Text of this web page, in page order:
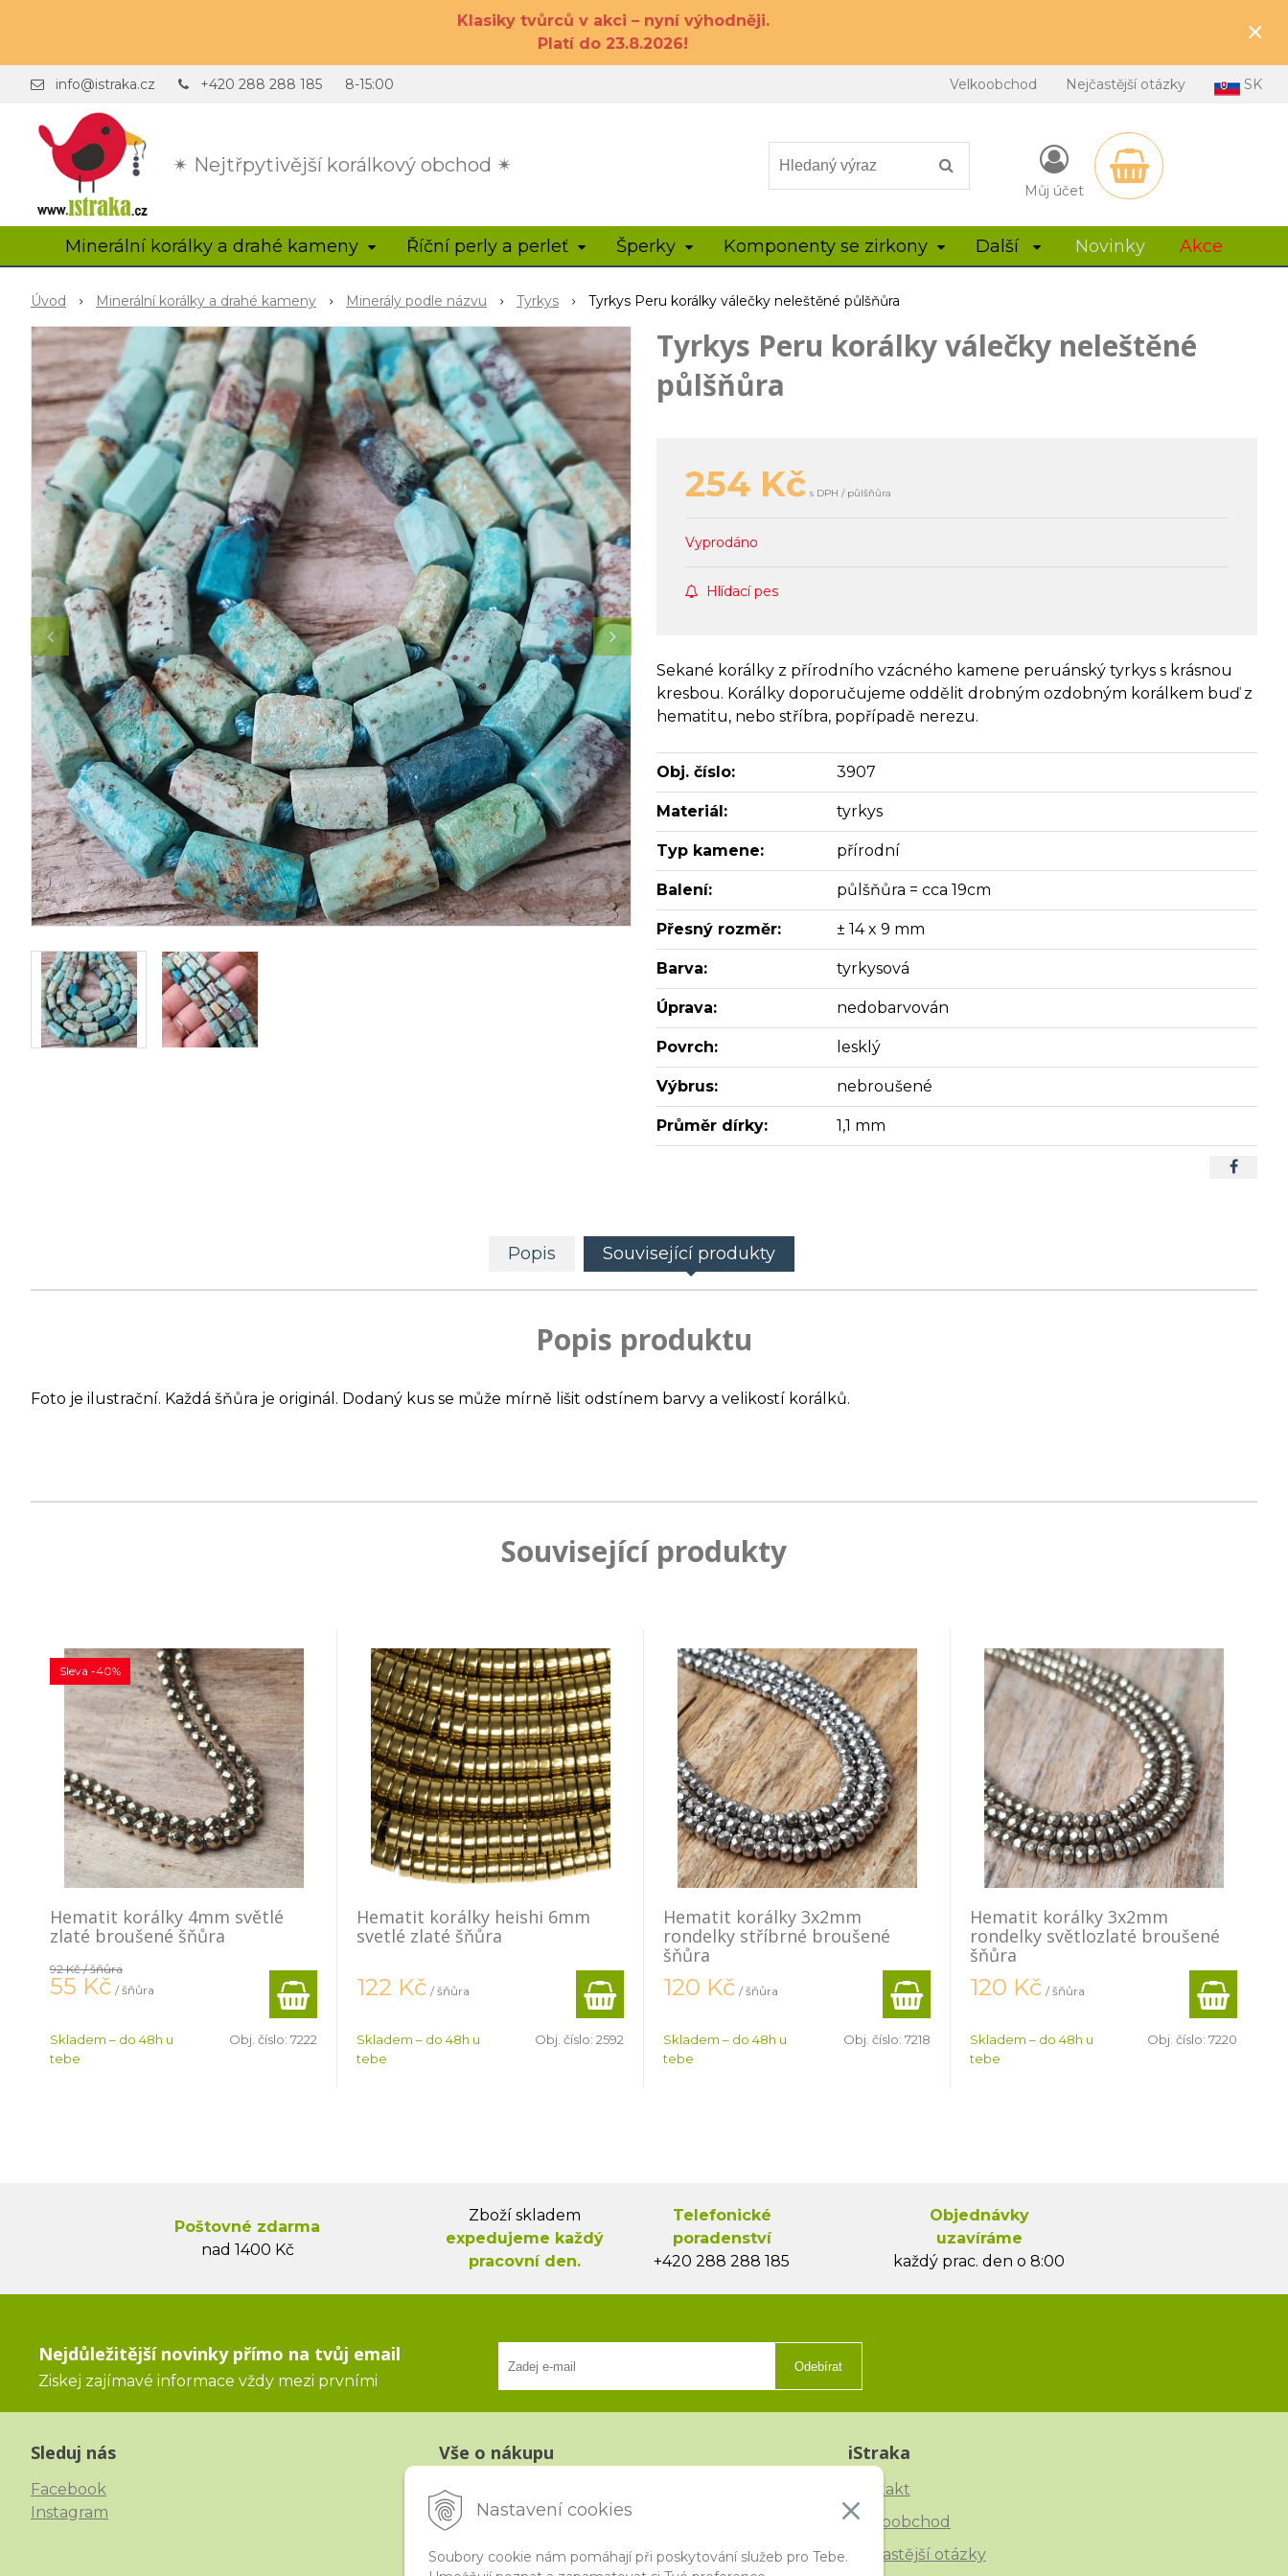
Nastavení cookies
Soubory cookie nám pomáhají při poskytování služeb pro Tebe.
Klasiky tvůrců v akci – nyní výhodněji.
Platí do 23.8.2026!
×
✴ Nejtřpytivější korálkový obchod ✴
info@istraka.cz +420 288 288 185 8-15:00 Velkoobchod Nejčastější otázky SK
Můj účet
Minerální korálky a drahé kameny Říční perly a perleť Šperky Komponenty se zirkony Další Novinky Akce
Úvod Minerální korálky a drahé kameny Minerály podle názvu Tyrkys Tyrkys Peru korálky válečky neleštěné půlšňůra
Tyrkys Peru korálky válečky neleštěné
půlšňůra
254 Kč s DPH / půlšňůra
Vyprodáno
Hlídací pes
Sekané korálky z přírodního vzácného kamene peruánský tyrkys s krásnou
kresbou. Korálky doporučujeme oddělit drobným ozdobným korálkem buď z
hematitu, nebo stříbra, popřípadě nerezu.
Obj. číslo: 3907
Materiál: tyrkys
Typ kamene: přírodní
Balení: půlšňůra = cca 19cm
Přesný rozměr: ± 14 x 9 mm
Barva: tyrkysová
Úprava: nedobarvován
Povrch: lesklý
Výbrus: nebroušené
Průměr dírky: 1,1 mm
Popis Související produkty
Popis produktu
Foto je ilustrační. Každá šňůra je originál. Dodaný kus se může mírně lišit odstínem barvy a velikostí korálků.
Související produkty
Hematit korálky 4mm světlé
zlaté broušené šňůra
Sleva -40%
92 Kč/ šňůra
55 Kč / šňůra
Skladem – do 48h u
tebe
Obj. číslo: 7222
Hematit korálky heishi 6mm
svetlé zlaté šňůra
122 Kč / šňůra
Skladem – do 48h u
tebe
Obj. číslo: 2592
Hematit korálky 3x2mm
rondelky stříbrné broušené
šňůra
120 Kč / šňůra
Skladem – do 48h u
tebe
Obj. číslo: 7218
Hematit korálky 3x2mm
rondelky světlozlaté broušené
šňůra
120 Kč / šňůra
Skladem – do 48h u
tebe
Obj. číslo: 7220
Poštovné zdarma
nad 1400 Kč
Zboží skladem
expedujeme každý
pracovní den.
Telefonické
poradenství
+420 288 288 185
Objednávky
uzavíráme
každý prac. den o 8:00
Nejdůležitější novinky přímo na tvůj email
Ziskej zajímavé informace vždy mezi prvními
Odebírat
Sleduj nás
Facebook
Instagram
Vše o nákupu
Platba a doprava
Reklamace, výměna a vrácení zboží
Obchodní podmínky
iStraka
Kontakt
Velkoobchod
Nejčastější otázky